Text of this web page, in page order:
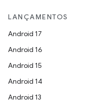
LANÇAMENTOS
Android 17
Android 16
Android 15
Android 14
Android 13